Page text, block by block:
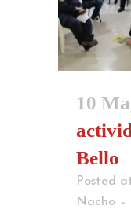
10
Bello
Posted
Nacho